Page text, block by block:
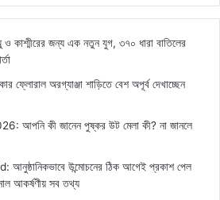
জন্য এক নতুন যুগ, ৩৭০ ধারা বাতিলের
অরগ্যাঞ্জা শাড়িতে বেশ অপূর্ব দেখাচ্ছেন
কী জানেন পুষ্কর উট মেলা কী? না জানলে
উন্মোচনের ঠিক আগেই প্রকাশ পেল
আকর্ষণীয় সব তথ্য